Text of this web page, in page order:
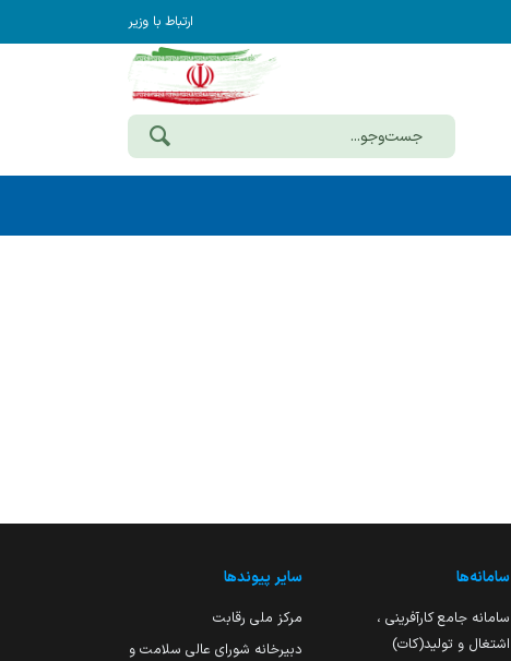
ارتباط با وزیر
سامانه‌ها
سامانه جامع کارآفرینی ،
اشتغال و تولید(کات)
سایر پیوندها
مرکز ملی رقابت
دبیرخانه شورای عالی سلامت و